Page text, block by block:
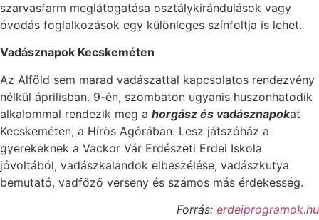
szarvasfarm meglátogatása osztálykirándulások vagy
óvodás foglalkozások egy különleges színfoltja is lehet.
Vadásznapok Kecskeméten
Az Alföld sem marad vadászattal kapcsolatos rendezvény
nélkül áprilisban. 9-én, szombaton ugyanis huszonhatodik
alkalommal rendezik meg a horgász és vadásznapokat
Kecskeméten, a Hírös Agórában. Lesz játszóház a
gyerekeknek a Vackor Vár Erdészeti Erdei Iskola
jóvoltából, vadászkalandok elbeszélése, vadászkutya
bemutató, vadfőző verseny és számos más érdekesség.
Forrás: erdeiprogramok.hu